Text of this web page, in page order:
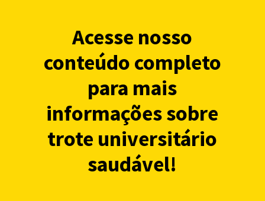
Acesse nosso
conteúdo completo
para mais
informações sobre
trote universitário
saudável!